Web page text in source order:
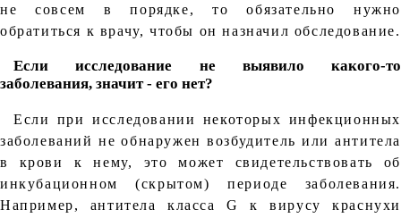
не совсем в порядке, то обязательно нужно
обратиться к врачу, чтобы он назначил обследование.
Если исследование не выявило какого-то
заболевания, значит - его нет?
Если при исследовании некоторых инфекционных
заболеваний не обнаружен возбудитель или антитела
в крови к нему, это может свидетельствовать об
инкубационном (скрытом) периоде заболевания.
Например, антитела класса G к вирусу краснухи